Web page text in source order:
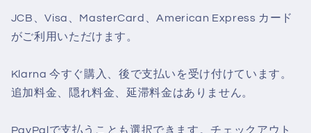
JCB、Visa、MasterCard、American Express カード
がご利用いただけます。
Klarna 今すぐ購入、後で支払いを受け付けています。
追加料金、隠れ料金、延滞料金はありません。
PayPalで支払うことも選択できます。チェックアウト